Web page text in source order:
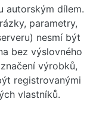
autorským dílem.
parametry,
nesmí být
bez výslovného
výrobků,
registrovanými
vlastníků.